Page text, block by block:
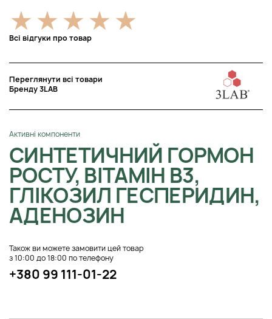
Всі відгуки про товар
Переглянути всі товари
Бренду 3LAB
Активні компоненти
СИНТЕТИЧНИЙ ГОРМОН
РОСТУ, ВІТАМІН В3,
ГЛІКОЗИЛ ГЕСПЕРИДИН,
АДЕНОЗИН
Також ви можете замовити цей товар
з 10:00 до 18:00 по телефону
+380 99 111-01-22